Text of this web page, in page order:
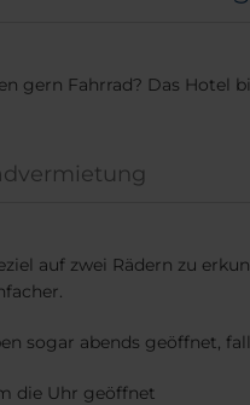
gern Fahrrad? Das Hotel
auf zwei Rädern zu
sogar abends geöffnet,
die Uhr geöffnet